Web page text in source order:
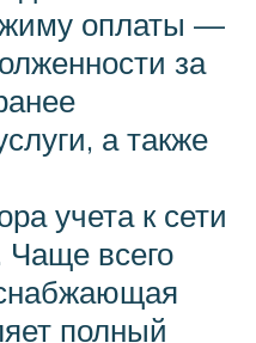
оплаты —
за
а также
учета к сети
Чаще всего
полный